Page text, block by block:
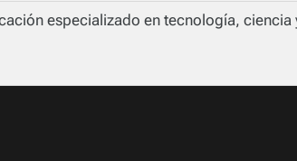
especializado en tecnología,